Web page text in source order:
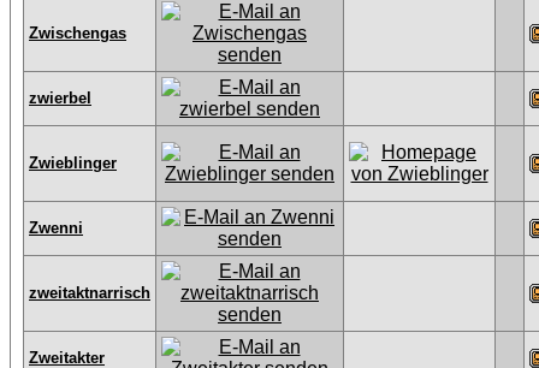
Zwischengas
zwierbel
Zwieblinger
Zwenni
zweitaktnarrisch
Zweitakter